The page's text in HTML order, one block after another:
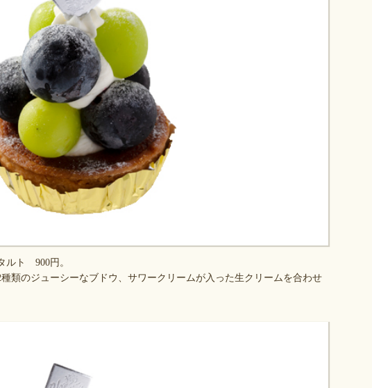
ルト 900円。
類のジューシーなブドウ、サワークリームが入った生クリームを合わせ